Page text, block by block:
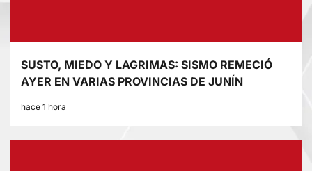
SUSTO, MIEDO Y LAGRIMAS: SISMO REMECIÓ
AYER EN VARIAS PROVINCIAS DE JUNÍN
hace 1 hora